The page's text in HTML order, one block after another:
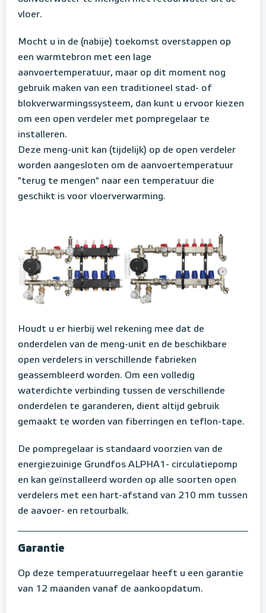
vloer.
Mocht u in de (nabije) toekomst overstappen op
een warmtebron met een lage
aanvoertemperatuur, maar op dit moment nog
gebruik maken van een traditioneel stad- of
blokverwarmingssysteem, dan kunt u ervoor kiezen
om een open verdeler met pompregelaar te
installeren.
Deze meng-unit kan (tijdelijk) op de open verdeler
worden aangesloten om de aanvoertemperatuur
"terug te mengen" naar een temperatuur die
geschikt is voor vloerverwarming.
Houdt u er hierbij wel rekening mee dat de
onderdelen van de meng-unit en de beschikbare
open verdelers in verschillende fabrieken
geassembleerd worden. Om een volledig
waterdichte verbinding tussen de verschillende
onderdelen te garanderen, dient altijd gebruik
gemaakt te worden van fiberringen en teflon-tape.
De pompregelaar is standaard voorzien van de
energiezuinige Grundfos ALPHA1- circulatiepomp
en kan geïnstalleerd worden op alle soorten open
verdelers met een hart-afstand van 210 mm tussen
de aavoer- en retourbalk.
Garantie
Op deze temperatuurregelaar heeft u een garantie
van 12 maanden vanaf de aankoopdatum.